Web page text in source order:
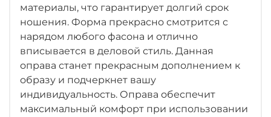
материалы, что гарантирует долгий срок
ношения. Форма прекрасно смотрится с
нарядом любого фасона и отлично
вписывается в деловой стиль. Данная
оправа станет прекрасным дополнением к
образу и подчеркнет вашу
индивидуальность. Оправа обеспечит
максимальный комфорт при использовании